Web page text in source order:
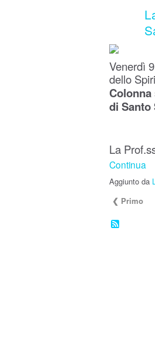
Venerdì
dello
Colonna
di
La
Continua
Aggiunto da
❮ Primo